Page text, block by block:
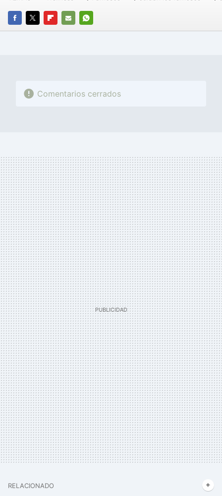
FACEBOOK
TWITTERFLIPBOARD
E-
WHATSAPP
Comentarios cerrados
RELACIONADO